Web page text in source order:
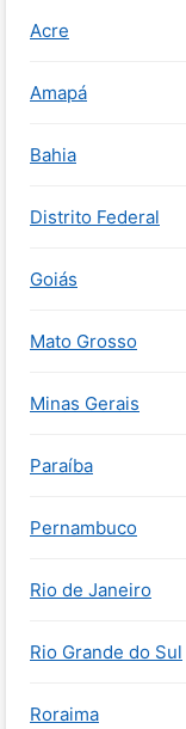
Acre
Amapá
Bahia
Distrito Federal
Goiás
Mato Grosso
Minas Gerais
Paraíba
Pernambuco
Rio de Janeiro
Rio Grande do Sul
Roraima